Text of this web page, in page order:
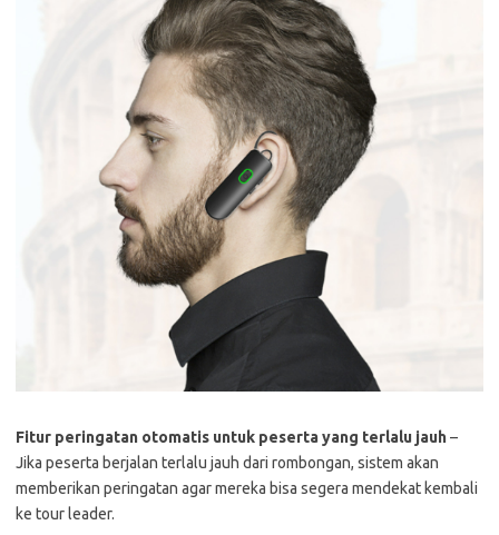
Fitur peringatan otomatis untuk peserta yang terlalu jauh–
Jika peserta berjalan terlalu jauh dari rombongan, sistem akan
memberikan peringatan agar mereka bisa segera mendekat kembali
ke tour leader.